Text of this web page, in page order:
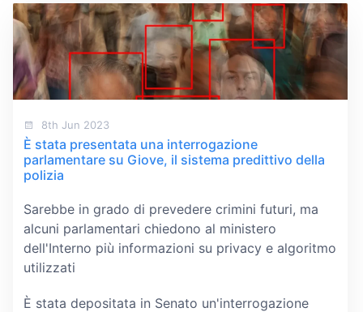
8th Jun 2023
È stata presentata una interrogazione
parlamentare su Giove, il sistema predittivo della
polizia
Sarebbe in grado di prevedere crimini futuri, ma
alcuni parlamentari chiedono al ministero
dell'Interno più informazioni su privacy e algoritmo
utilizzati
È stata depositata in Senato un'interrogazione